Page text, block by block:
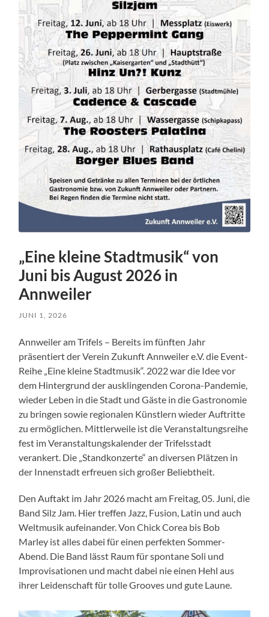
„Eine kleine Stadtmusik“ von
Juni bis August 2026 in
Annweiler
JUNI 1, 2026
Annweiler am Trifels – Bereits im fünften Jahr
präsentiert der Verein Zukunft Annweiler e.V. die Event-
Reihe „Eine kleine Stadtmusik“. 2022 war die Idee vor
dem Hintergrund der ausklingenden Corona-Pandemie,
wieder Leben in die Stadt und Gäste in die Gastronomie
zu bringen sowie regionalen Künstlern wieder Auftritte
zu ermöglichen. Mittlerweile ist die Veranstaltungsreihe
fest im Veranstaltungskalender der Trifelsstadt
verankert. Die „Standkonzerte“ an diversen Plätzen in
der Innenstadt erfreuen sich großer Beliebtheit.
Den Auftakt im Jahr 2026 macht am Freitag, 05. Juni, die
Band Silz Jam. Hier treffen Jazz, Fusion, Latin und auch
Weltmusik aufeinander. Von Chick Corea bis Bob
Marley ist alles dabei für einen perfekten Sommer-
Abend. Die Band lässt Raum für spontane Soli und
Improvisationen und macht dabei nie einen Hehl aus
ihrer Leidenschaft für tolle Grooves und gute Laune.